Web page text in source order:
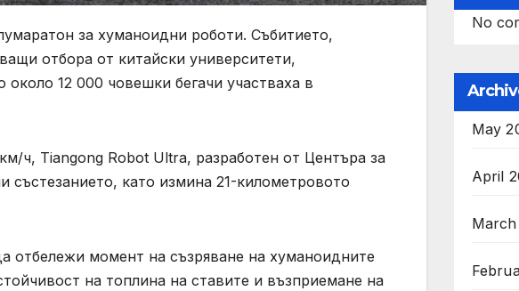
за хуманоидни роботи. Събитието,
отбора от китайски университети,
12 000 човешки бегачи участваха в
ч, Tiangong Robot Ultra, разработен от Центъра за
като измина 21-километровото
отбележи момент на съзряване на хуманоидните
на топлина на ставите и възприемане на
No
May
April